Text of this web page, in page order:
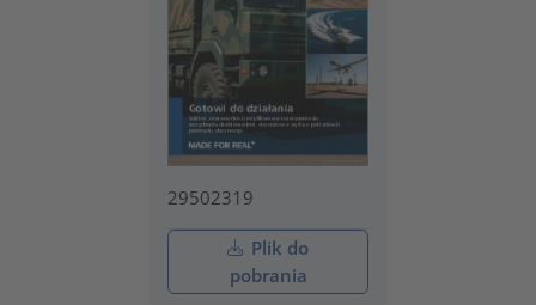
29502319
Plik do
pobrania